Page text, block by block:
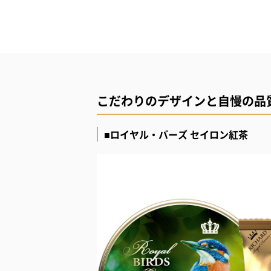
こだわりのデザインと自慢の品
■ロイヤル・バーズ セイロン紅茶